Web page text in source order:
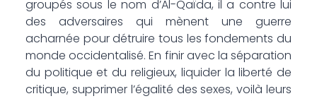
groupés sous le nom d’Al-Qaïda, il a contre lui
des adversaires qui mènent une guerre
acharnée pour détruire tous les fondements du
monde occidentalisé. En finir avec la séparation
du politique et du religieux, liquider la liberté de
critique, supprimer l’égalité des sexes, voilà leurs